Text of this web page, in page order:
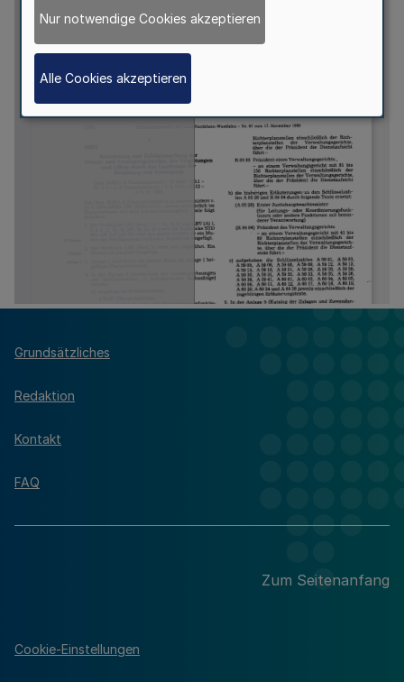
Grundsätzliches
Redaktion
Kontakt
FAQ
Zum Seitenanfang
Cookie-Einstellungen
Nur notwendige Cookies akzeptieren
Alle Cookies akzeptieren